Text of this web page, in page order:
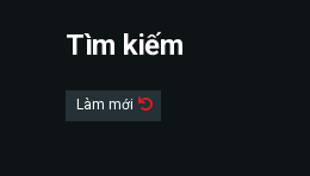
Tìm kiếm
Làm mới